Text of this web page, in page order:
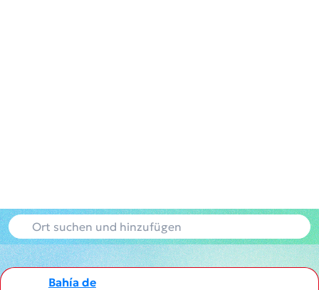
Bahía de